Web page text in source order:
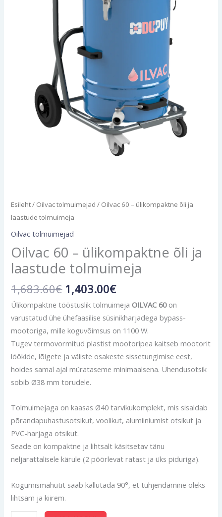
Esileht/ Oilvac tolmuimejad / Oilvac 60 – ülikompaktne õli ja
laastude tolmuimeja
Oilvac tolmuimejad
Oilvac 60 – ülikompaktne õli ja
laastude tolmuimeja
1,683.60€ 1,403.00€
Ülikompaktne tööstuslik tolmuimeja OILVAC 60on
varustatud ühe ühefaasilise süsinikharjadega bypass-
mootoriga, mille koguvõimsus on 1100 W.
Tugev termovormitud plastist mootoripea kaitseb mootorit
löökide, lõigete ja väliste osakeste sissetungimise eest,
hoides samal ajal mürataseme minimaalsena. Ühendusotsik
sobib Ø38 mm torudele.
Tolmuimejaga on kaasas Ø40 tarvikukomplekt, mis sisaldab
põrandapuhastusotsikut, voolikut, alumiiniumist otsikut ja
PVC-harjaga otsikut.
Seade on kompaktne ja lihtsalt käsitsetav tänu
neljarattalisele kärule (2 pöörlevat ratast ja üks piduriga).
Kogumismahutit saab kallutada 90°, et tühjendamine oleks
lihtsam ja kiirem.